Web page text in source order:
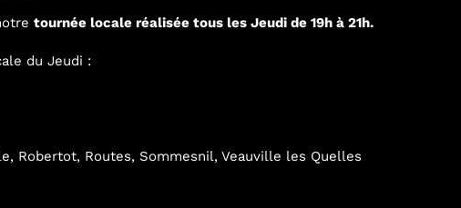
tournée locale réalisée tous les Jeudi de 19h à 21h.
du Jeudi :
Robertot, Routes, Sommesnil, Veauville les Quelles